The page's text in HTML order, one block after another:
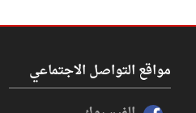
مواقع التواصل الاجتماعي